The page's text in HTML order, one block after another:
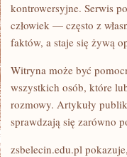
kontrowersyjne. Serwis
człowiek — często z
faktów, a staje się żywą
Witryna może być
wszystkich osób, które
rozmowy. Artykuły
sprawdzają się zarówno
zsbelecin.edu.pl